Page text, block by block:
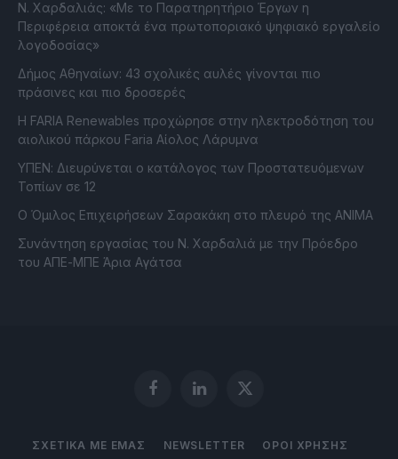
Ν. Χαρδαλιάς: «Με το Παρατηρητήριο Έργων η
Περιφέρεια αποκτά ένα πρωτοποριακό ψηφιακό εργαλείο
λογοδοσίας»
Δήμος Αθηναίων: 43 σχολικές αυλές γίνονται πιο
πράσινες και πιο δροσερές
Η FARIA Renewables προχώρησε στην ηλεκτροδότηση του
αιολικού πάρκου Faria Αίολος Λάρυμνα
ΥΠΕΝ: Διευρύνεται ο κατάλογος των Προστατευόμενων
Τοπίων σε 12
O Όμιλος Επιχειρήσεων Σαρακάκη στο πλευρό της ΑΝΙΜΑ
Συνάντηση εργασίας του Ν. Χαρδαλιά με την Πρόεδρο
του ΑΠΕ-ΜΠΕ Άρια Αγάτσα
FacebookLinkedInX
ΣΧΕΤΙΚΑ ΜΕ ΕΜΑΣ NEWSLETTER ΟΡΟΙ ΧΡΗΣΗΣ